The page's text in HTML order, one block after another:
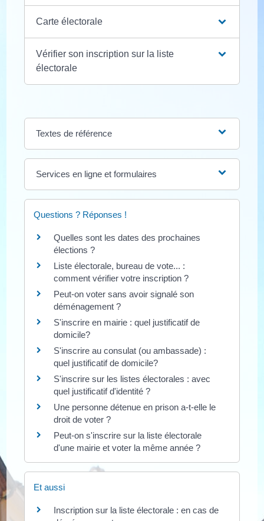
Carte électorale
Vérifier son inscription sur la liste
électorale
Textes de référence
Services en ligne et formulaires
Questions ? Réponses !
Quelles sont les dates des prochaines
élections ?
Liste électorale, bureau de vote... :
comment vérifier votre inscription ?
Peut-on voter sans avoir signalé son
déménagement ?
S'inscrire en mairie : quel justificatif de
domicile?
S'inscrire au consulat (ou ambassade) :
quel justificatif de domicile?
S'inscrire sur les listes électorales : avec
quel justificatif d'identité ?
Une personne détenue en prison a-t-elle le
droit de voter ?
Peut-on s'inscrire sur la liste électorale
d'une mairie et voter la même année ?
Et aussi
Inscription sur la liste électorale : en cas de